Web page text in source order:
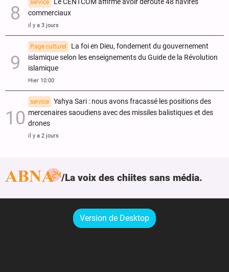
service
commerciaux
il y a 3 jours
Page culturel
La foi en Dieu, fondement du gouvernement
islamique selon les enseignements du Guide de la Révolution
islamique
Hier 10:00
service
Yahya Sari : nous avons fracassé les positions des
mercenaires saoudiens avec des missiles balistiques et des
drones
il y a 2 jours
La voix des chiites sans média.
Version de Desktop